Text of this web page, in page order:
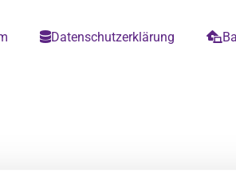
Datenschutzerklärung 